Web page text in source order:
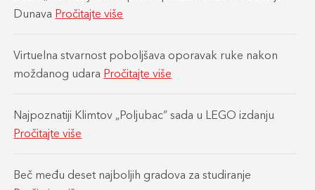
Dunava Pročitajte više
Virtuelna stvarnost poboljšava oporavak ruke nakon
moždanog udara Pročitajte više
Najpoznatiji Klimtov „Poljubac” sada u LEGO izdanju
Pročitajte više
Beč među deset najboljih gradova za studiranje